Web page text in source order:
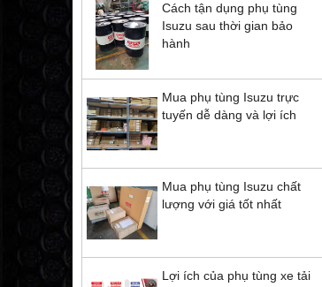
Cách tận dụng phụ tùng
Isuzu sau thời gian bảo
hành
Mua phụ tùng Isuzu trực
tuyến dễ dàng và lợi ích
Mua phụ tùng Isuzu chất
lượng với giá tốt nhất
Lợi ích của phụ tùng xe tải